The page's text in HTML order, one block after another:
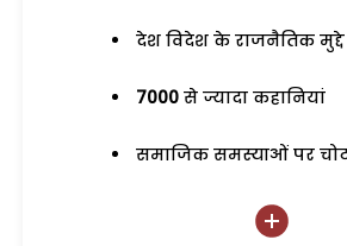
देश विदेश के राजनैतिक मुद्दे
7000 से ज्यादा कहानियां
समाजिक समस्याओं पर